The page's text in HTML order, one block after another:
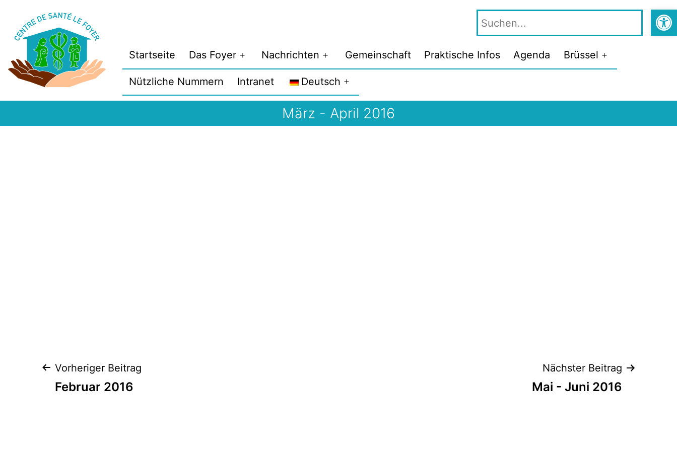
Inhalt
springen
Suche
Startseite Das Foyer
Menü
öffnen
Nachrichten
Menü
öffnen
Gemeinschaft Praktische Infos Agenda Brüssel
Nützliche Nummern Intranet Deutsch
öffnen
März - April 2016
Beitrags-
Navigation
Vorheriger Beitrag
Februar 2016
Nächster Beitrag
Mai - Juni 2016